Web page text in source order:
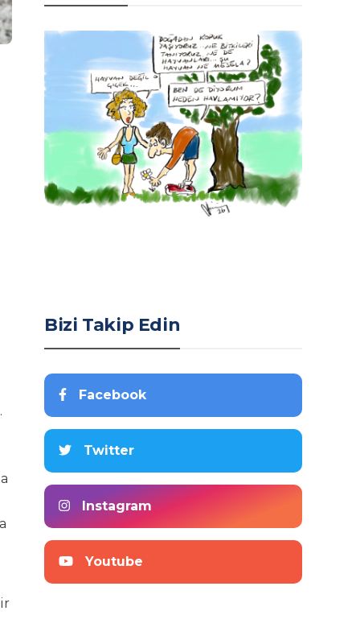
Bizi Takip Edin
Facebook
Twitter
Instagram
Youtube